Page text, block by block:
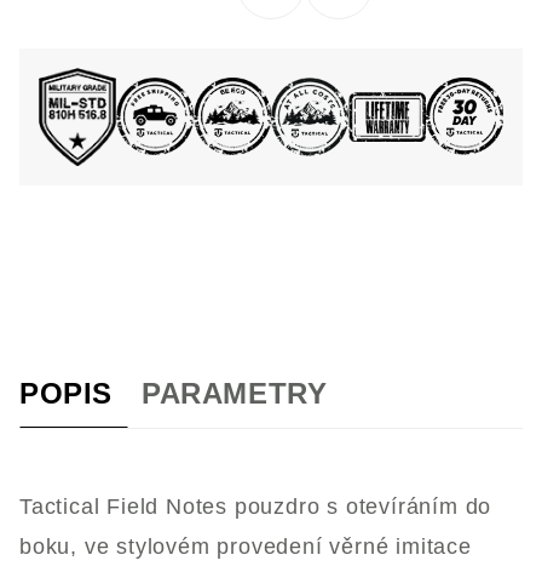
POPIS PARAMETRY
Tactical Field Notes pouzdro s otevíráním do
boku, ve stylovém provedení věrné imitace